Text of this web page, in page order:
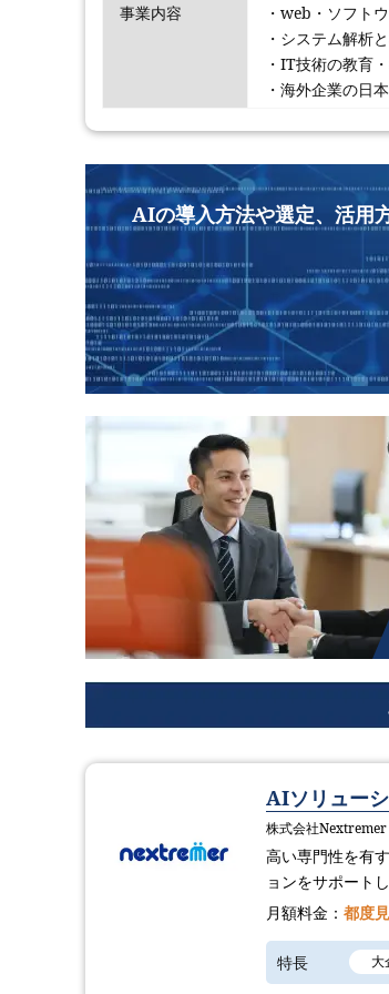
事業内容
・web・ソフト
・システム解析
・IT技術の教育
・海外企業の日
AIの導入方法や選定、活用
AIソリュー
株式会社Nextremer
高い専門性を有
ョンをサポート
月額料金： 都度
特長 大